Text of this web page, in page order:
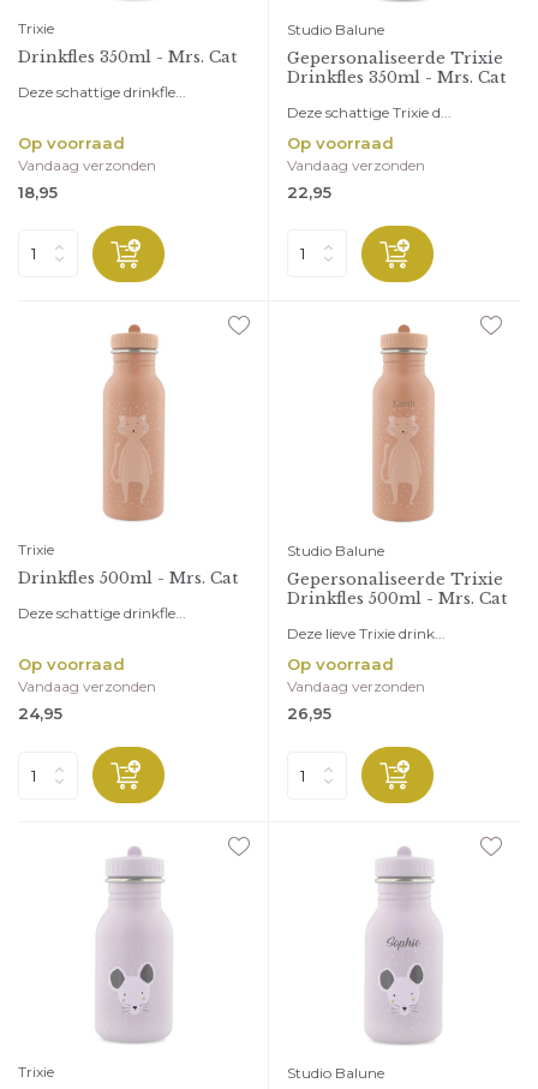
Trixie
Drinkfles 350ml - Mrs. Cat
Deze schattige drinkfle...
Op voorraad
Vandaag verzonden
18,95
Studio Balune
Gepersonaliseerde Trixie
Drinkfles 350ml - Mrs. Cat
Deze schattige Trixie d...
Op voorraad
Vandaag verzonden
22,95
Trixie
Drinkfles 500ml - Mrs. Cat
Deze schattige drinkfle...
Op voorraad
Vandaag verzonden
24,95
Studio Balune
Gepersonaliseerde Trixie
Drinkfles 500ml - Mrs. Cat
Deze lieve Trixie drink...
Op voorraad
Vandaag verzonden
26,95
Trixie Studio Balune